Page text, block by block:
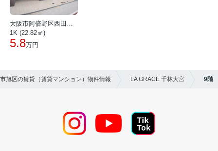
1K (22.82㎡)
5.8万円
旭区の賃貸（賃貸マンション）物件情報 LA GRACE 千林大宮 9階